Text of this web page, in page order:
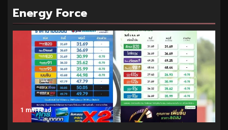
Energy Force
1 min read